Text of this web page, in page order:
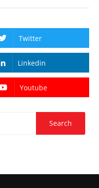
Twitter
Linkedin
Youtube